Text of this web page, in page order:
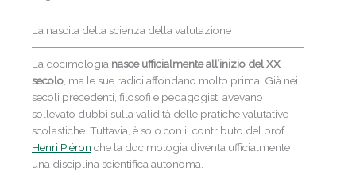
La nascita della scienza della valutazione
La docimologia nasce ufficialmente all’inizio del XX
secolo , ma le sue radici affondano molto prima. Già nei
secoli precedenti, filosofi e pedagogisti avevano
sollevato dubbi sulla validità delle pratiche valutative
scolastiche. Tuttavia, è solo con il contributo del prof.
Henri Piéron che la docimologia diventa ufficialmente
una disciplina scientifica autonoma.